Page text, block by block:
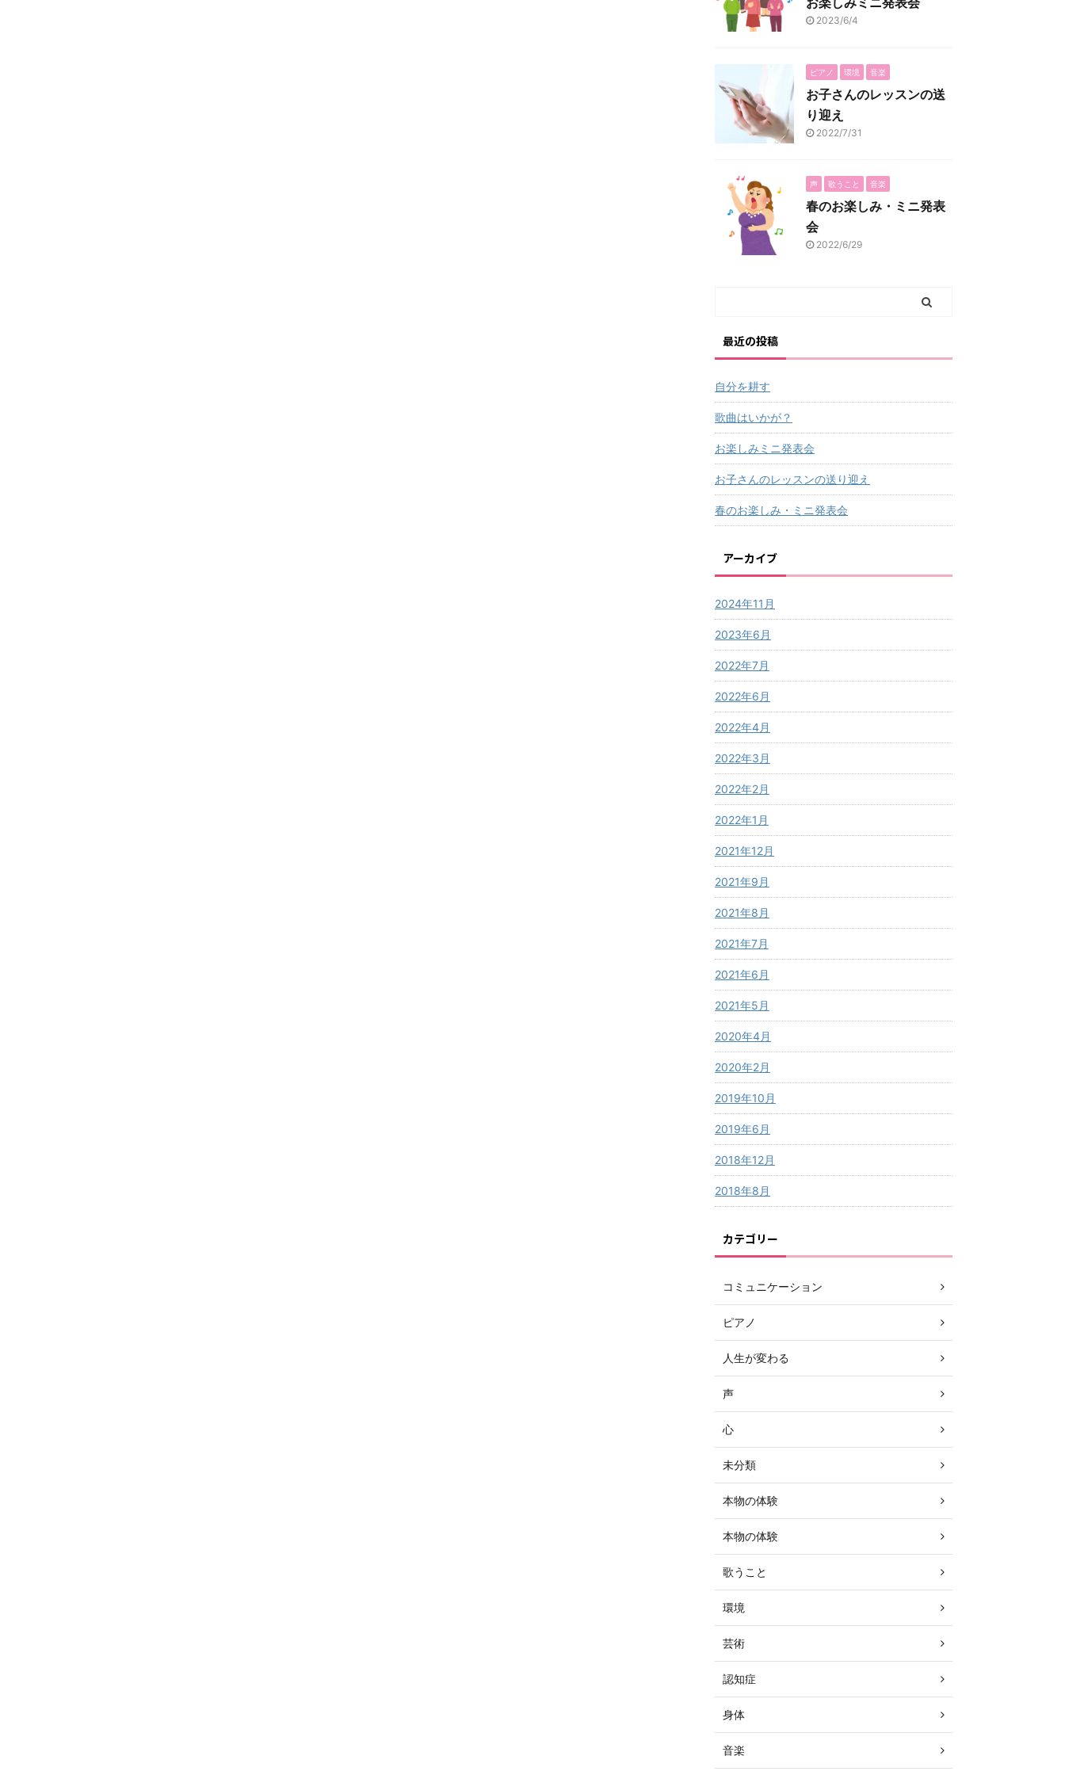
2023/6/4
ピアノ 環境 音楽
お子さんのレッスンの送
り迎え
2022/7/31
声 歌うこと 音楽
春のお楽しみ・ミニ発表
会
2022/6/29
最近の投稿
自分を耕す
歌曲はいかが？
お楽しみミニ発表会
お子さんのレッスンの送り迎え
春のお楽しみ・ミニ発表会
アーカイブ
2024年11月
2023年6月
2022年7月
2022年6月
2022年4月
2022年3月
2022年2月
2022年1月
2021年12月
2021年9月
2021年8月
2021年7月
2021年6月
2021年5月
2020年4月
2020年2月
2019年10月
2019年6月
2018年12月
2018年8月
カテゴリー
コミュニケーション
ピアノ
人生が変わる
声
心
未分類
本物の体験
本物の体験
歌うこと
環境
芸術
認知症
身体
音楽